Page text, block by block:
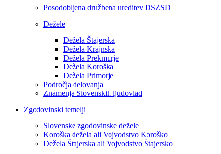
Posodobljena družbena ureditev DSZSD
Dežele
Dežela Štajerska
Dežela Krajnska
Dežela Prekmurje
Dežela Koroška
Dežela Primorje
Področja delovanja
Znamenja Slovenskih ljudovlad
Zgodovinski temelji
Slovenske zgodovinske dežele
Koroška dežela ali Vojvodstvo Koroško
Dežela Štajerska ali Vojvodstvo Štajersko